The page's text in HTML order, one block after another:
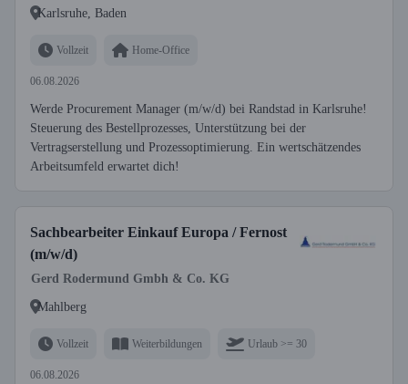
Karlsruhe, Baden
Vollzeit Home-Office
06.08.2026
Werde Procurement Manager (m/w/d) bei Randstad in Karlsruhe!
Steuerung des Bestellprozesses, Unterstützung bei der
Vertragserstellung und Prozessoptimierung. Ein wertschätzendes
Arbeitsumfeld erwartet dich!
Sachbearbeiter Einkauf Europa / Fernost
(m/w/d)
Gerd Rodermund Gmbh & Co. KG
Mahlberg
Vollzeit Weiterbildungen Urlaub >= 30
06.08.2026